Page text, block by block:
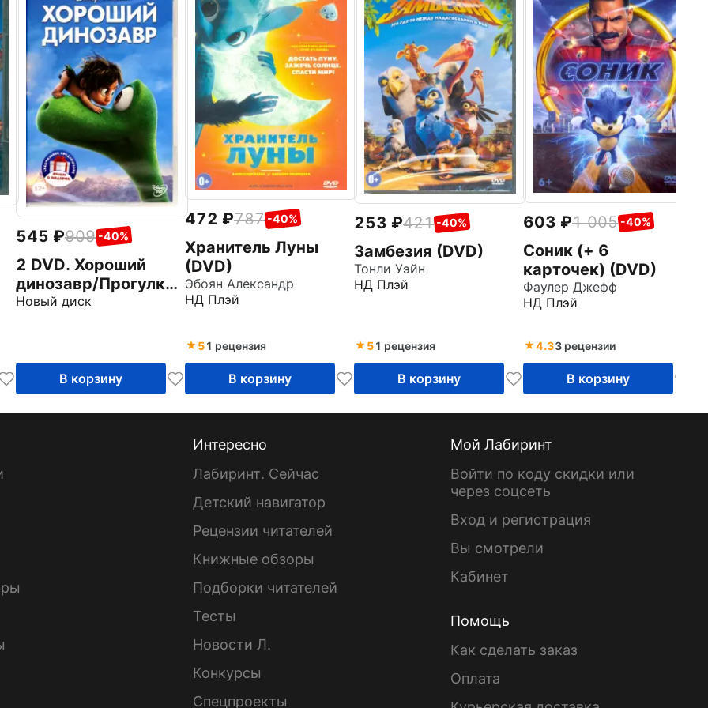
545 909 -40%
2 DVD. Хороший
динозавр/Прогулки
с динозаврами.
Новый диск
В корзину
472 787 -40%
Хранитель Луны
(DVD)
Эбоян Александр
НД Плэй
51 рецензия
В корзину
253 421 -40%
Замбезия (DVD)
Тонли Уэйн
НД Плэй
51 рецензия
В корзину
603 1 005 -40%
Соник (+ 6
карточек) (DVD)
Фаулер Джефф
НД Плэй
4.33 рецензии
В корзину
Интересно
Лабиринт. Сейчас
Детский навигатор
Рецензии читателей
Книжные обзоры
Подборки читателей
Тесты
Новости Л.
Конкурсы
Спецпроекты
Мой Лабиринт
Войти по коду скидки или
через соцсеть
Вход и регистрация
Вы смотрели
Кабинет
Помощь
Как сделать заказ
Оплата